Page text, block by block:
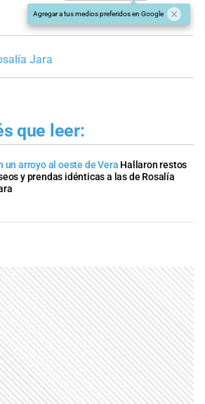
Agregar a tus medios preferidos en Google
Jara
que leer:
un arroyo al oeste de Vera Hallaron restos
y prendas idénticas a las de Rosalía